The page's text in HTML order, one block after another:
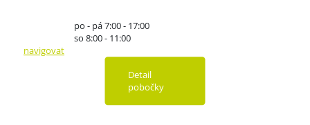
po - pá 7:00 - 17:00
so 8:00 - 11:00
navigovat
Detail
pobočky